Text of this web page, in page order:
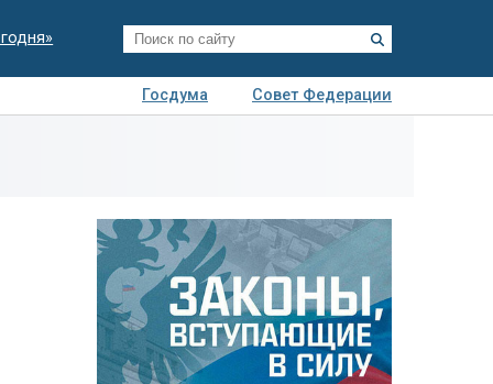
Госдума
Совет Федерации